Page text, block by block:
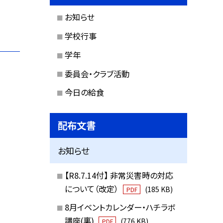
お知らせ
学校行事
学年
委員会・クラブ活動
今日の給食
配布文書
お知らせ
【R8.7.14付】 非常災害時の対応
について（改定）
PDF (185 KB)
8月イベントカレンダー・ハチラボ